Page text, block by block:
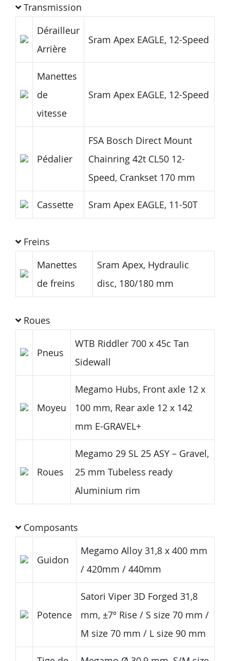
Transmission
Dérailleur
Arrière
Sram Apex EAGLE, 12-Speed
Manettes
de
vitesse
Sram Apex EAGLE, 12-Speed
Pédalier
FSA Bosch Direct Mount
Chainring 42t CL50 12-
Speed, Crankset 170 mm
Cassette Sram Apex EAGLE, 11-50T
Freins
Manettes
de freins
Sram Apex, Hydraulic
disc, 180/180 mm
Roues
Pneus
WTB Riddler 700 x 45c Tan
Sidewall
Moyeu
Megamo Hubs, Front axle 12 x
100 mm, Rear axle 12 x 142
mm E-GRAVEL+
Roues
Megamo 29 SL 25 ASY – Gravel,
25 mm Tubeless ready
Aluminium rim
Composants
Guidon
Megamo Alloy 31,8 x 400 mm
/ 420mm / 440mm
Potence
Satori Viper 3D Forged 31,8
mm, ±7º Rise / S size 70 mm /
M size 70 mm / L size 90 mm